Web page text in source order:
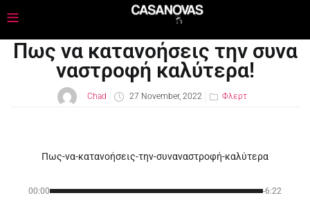
Πως να κατανοήσεις την συνα
ναστροφή καλύτερα!
Chad 27 November, 2022 Φλερτ
Πως-να-κατανοήσεις-την-συναναστροφή-καλύτερα
00:00 -6:22